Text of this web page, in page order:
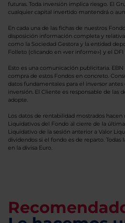
futuras. Toda inversión implica riesgo. El
cualquier capital invertido mantendrá o
En cada una de las fichas de nuestros
disposición información completa y
como la Sociedad Gestora y la entidad
Folleto (clicando en «ver informe») y el DFI
Esto es una comunicación publicitaria.
compra de estos Fondos en concreto.
datos fundamentales para el inversor
inversión. El Cliente es responsable de las
adopte.
Los datos de rentabilidad mostrados hacen
Liquidativos del Fondo al cierre de la
Liquidativo de la sesión anterior a Valor
dividendos si el fondo es de reparto. Todas
en la divisa Euro.